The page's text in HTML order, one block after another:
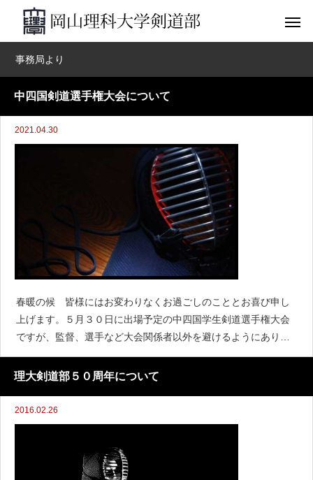
事務局より
中四国剣道選手権大会について
2021.04.30
春暖の候 皆様にはお変わりなくお過ごしのこととお喜び申し
上げます。５月３０日に出場予定の中四国学生剣道選手権大会
ですが、監督、選手など大会関係者以外を避けるようにありま
した。そのため、例年開催県にお住まいの先輩方には葉書で案
内を送っていましたが、今回は控えさせていただきます。応援
理大剣道部５０周年について
2016.02.26